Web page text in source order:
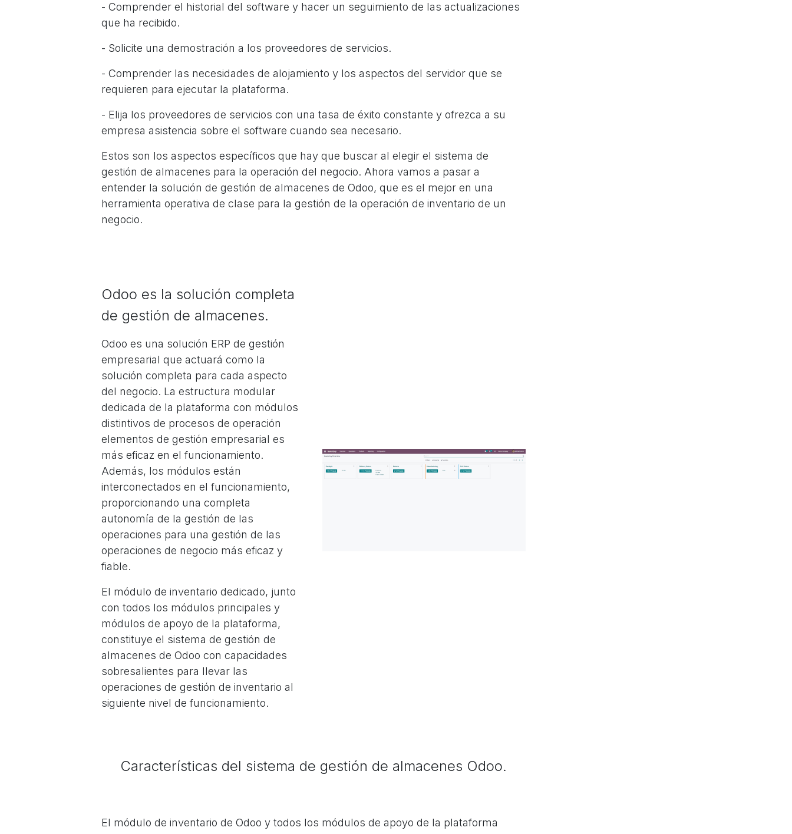
- Comprender el historial del software y hacer un seguimiento de las actualizaciones
que ha recibido.
- Solicite una demostración a los proveedores de servicios.
- Comprender las necesidades de alojamiento y los aspectos del servidor que se
requieren para ejecutar la plataforma.
- Elija los proveedores de servicios con una tasa de éxito constante y ofrezca a su
empresa asistencia sobre el software cuando sea necesario.
Estos son los aspectos específicos que hay que buscar al elegir el sistema de
gestión de almacenes para la operación del negocio. Ahora vamos a pasar a
entender la solución de gestión de almacenes de Odoo, que es el mejor en una
herramienta operativa de clase para la gestión de la operación de inventario de un
negocio.
Odoo es la solución completa
de gestión de almacenes.
Odoo es una solución ERP de gestión
empresarial que actuará como la
solución completa para cada aspecto
del negocio. La estructura modular
dedicada de la plataforma con módulos
distintivos de procesos de operación
elementos de gestión empresarial es
más eficaz en el funcionamiento.
Además, los módulos están
interconectados en el funcionamiento,
proporcionando una completa
autonomía de la gestión de las
operaciones para una gestión de las
operaciones de negocio más eficaz y
fiable.
El módulo de inventario dedicado, junto
con todos los módulos principales y
módulos de apoyo de la plataforma,
constituye el sistema de gestión de
almacenes de Odoo con capacidades
sobresalientes para llevar las
operaciones de gestión de inventario al
siguiente nivel de funcionamiento.
Características del sistema de gestión de almacenes Odoo.
El módulo de inventario de Odoo y todos los módulos de apoyo de la plataforma